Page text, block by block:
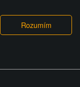
provozovatele
nebo video na
videa nebo
uplatnit vůči
škody nebo